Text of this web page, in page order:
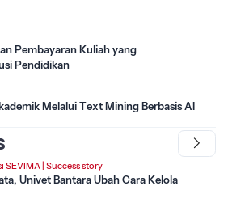
Pembayaran Kuliah yang
Pendidikan
Melalui Text Mining Berbasis AI
SEVIMA Success story
Univet Bantara Ubah Cara Kelola